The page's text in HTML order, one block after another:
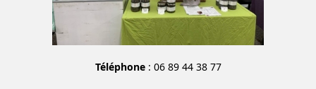
Téléphone: 06 89 44 38 77